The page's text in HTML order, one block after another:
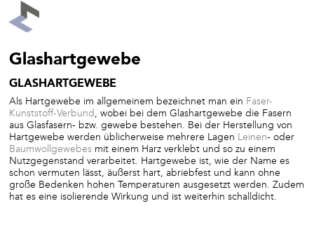
Glashartgewebe
GLASHARTGEWEBE
Als Hartgewebe im allgemeinem bezeichnet man ein Faser-
Kunststoff-Verbund, wobei bei dem Glashartgewebe die Fasern
aus Glasfasern- bzw. gewebe bestehen. Bei der Herstellung von
Hartgewebe werden üblicherweise mehrere Lagen Leinen- oder
Baumwollgewebes mit einem Harz verklebt und so zu einem
Nutzgegenstand verarbeitet. Hartgewebe ist, wie der Name es
schon vermuten lässt, äußerst hart, abriebfest und kann ohne
große Bedenken hohen Temperaturen ausgesetzt werden. Zudem
hat es eine isolierende Wirkung und ist weiterhin schalldicht.